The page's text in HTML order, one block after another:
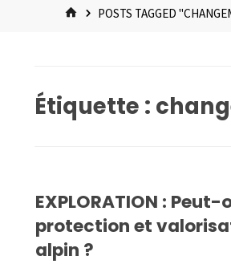
HOMEPOSTS TAGGED
Étiquette :
EXPLORATION :
protection et
alpin ?